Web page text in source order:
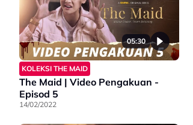
05:30
KOLEKSI THE MAID
The Maid | Video Pengakuan -
Episod 5
14/02/2022